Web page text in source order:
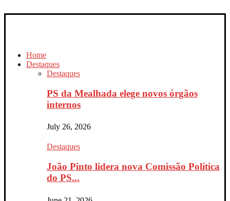
Home
Destaques
Destaques
PS da Mealhada elege novos órgãos
internos
July 26, 2026
Destaques
João Pinto lidera nova Comissão Política
do PS...